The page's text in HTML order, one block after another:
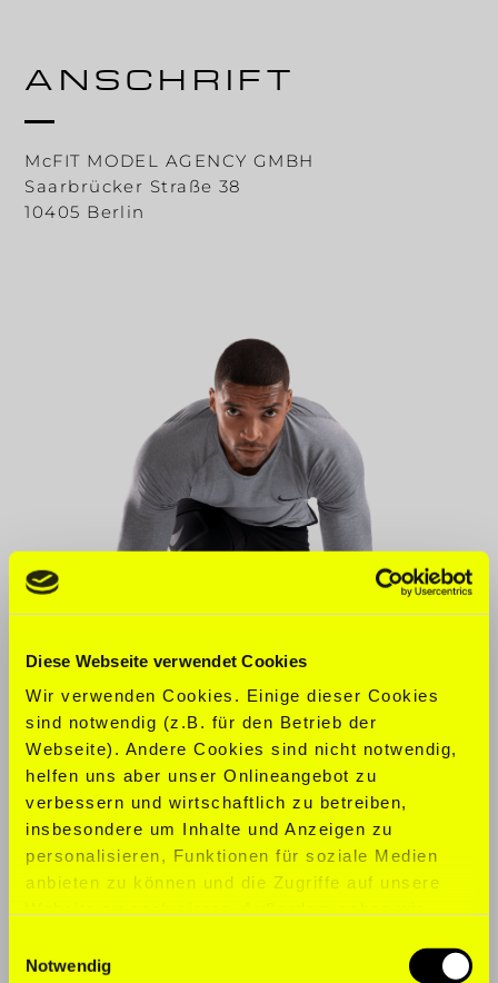
Diese Webseite verwendet Cookies
Wir verwenden Cookies. Einige dieser Cookies
sind notwendig (z.B. für den Betrieb der
Webseite). Andere Cookies sind nicht notwendig,
helfen uns aber unser Onlineangebot zu
verbessern und wirtschaftlich zu betreiben,
insbesondere um Inhalte und Anzeigen zu
personalisieren, Funktionen für soziale Medien
anbieten zu können und die Zugriffe auf unsere
Website an unsere Partner für soziale Medien,
Notwendig
ANSCHRIFT
McFIT MODEL AGENCY GMBH
Saarbrücker Straße 38
10405 Berlin
JETZT
KONTAKT
AUFNEHMEN